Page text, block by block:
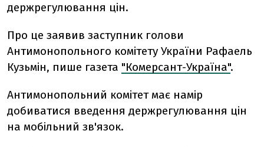
держрегулювання цін.
Про це заявив заступник голови
Антимонопольного комітету України Рафаель
Кузьмін, пише газета "Комерсант-Україна".
Антимонопольний комітет має намір
добиватися введення держрегулювання цін
на мобільний зв'язок.